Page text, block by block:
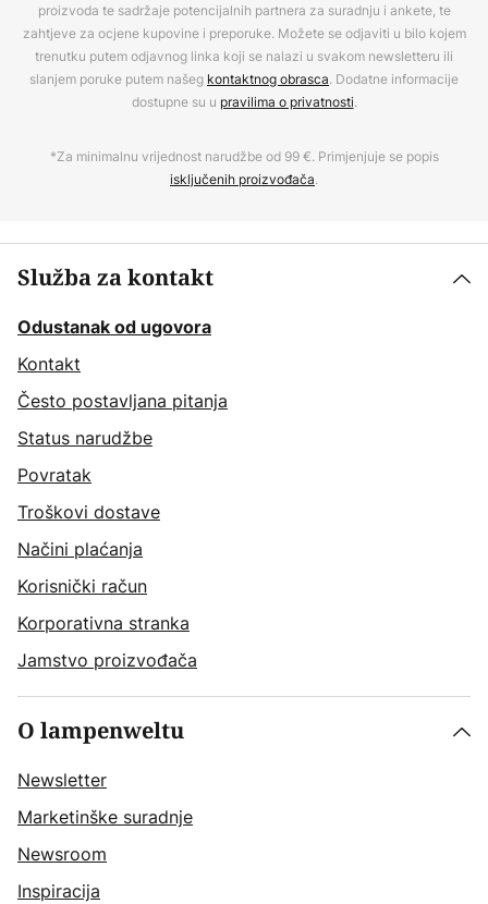
proizvoda te sadržaje potencijalnih partnera za suradnju i ankete, te
zahtjeve za ocjene kupovine i preporuke. Možete se odjaviti u bilo kojem
trenutku putem odjavnog linka koji se nalazi u svakom newsletteru ili
slanjem poruke putem našeg kontaktnog obrasca. Dodatne informacije
dostupne su u pravilima o privatnosti.
*Za minimalnu vrijednost narudžbe od 99 €. Primjenjuje se popis
isključenih proizvođača.
Služba za kontakt
Odustanak od ugovora
Kontakt
Često postavljana pitanja
Status narudžbe
Povratak
Troškovi dostave
Načini plaćanja
Korisnički račun
Korporativna stranka
Jamstvo proizvođača
O lampenweltu
Newsletter
Marketinške suradnje
Newsroom
Inspiracija